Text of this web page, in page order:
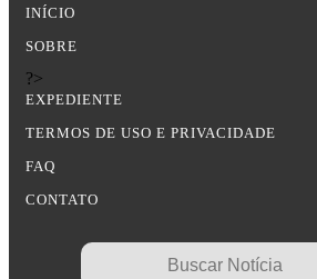
INÍCIO
SOBRE
?>
EXPEDIENTE
TERMOS DE USO E PRIVACIDADE
FAQ
CONTATO